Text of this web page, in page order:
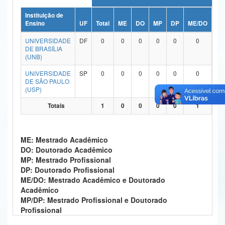
Ministério da Ciência, Tecnologia, Inovações e Comunicações
Ministério do Meio Ambiente
Ministério do Turismo
Ministério do Desenvolvimento Regional
Controladoria-Geral da União
Ministério da Mulher, da Família e dos Direitos Humanos
Secretaria de Governo
Gabinete de Segurança Institucional
Advocacia-Geral da União
Banco Central do Brasil
Instituição de
Ensino
UF Total ME DO MP DP ME/DO
UNIVERSIDADE
DE BRASÍLIA
(UNB)
DF 0 0 0 0 0 0
UNIVERSIDADE
DE SÃO PAULO
(USP)
SP 0 0 0 0 0 0
Totais 1 0 0 0 0 1
ME: Mestrado Acadêmico
DO: Doutorado Acadêmico
MP: Mestrado Profissional
DP: Doutorado Profissional
ME/DO: Mestrado Acadêmico e Doutorado
Acadêmico
MP/DP: Mestrado Profissional e Doutorado
Profissional